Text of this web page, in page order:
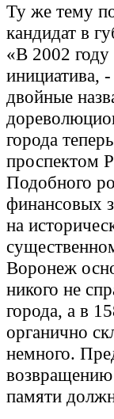
Ту же тему
кандидат в
«В 2002
инициатива,
двойные
города
проспектом
Подобного
финансовых
на
Воронеж
никого не
города, а в
органично
немного.
возвращению
памяти